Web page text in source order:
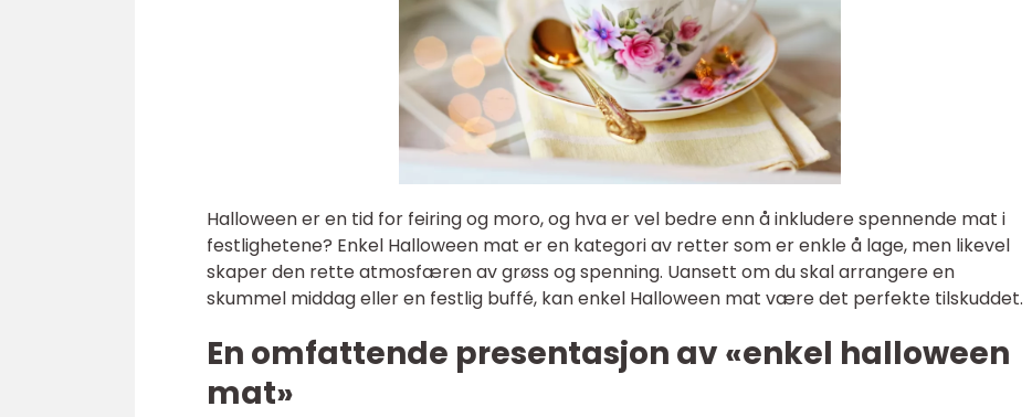
Halloween er en tid for feiring og moro, og hva er vel bedre enn å inkludere spennende mat i
festlighetene? Enkel Halloween mat er en kategori av retter som er enkle å lage, men likevel
skaper den rette atmosfæren av grøss og spenning. Uansett om du skal arrangere en
skummel middag eller en festlig buffé, kan enkel Halloween mat være det perfekte tilskuddet.
En omfattende presentasjon av «enkel halloween
mat»